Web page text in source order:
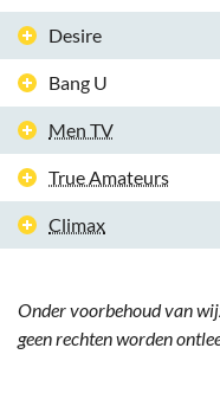
Desire
Bang U
Men TV
True Amateurs
Climax
Onder voorbehoud van
geen rechten worden